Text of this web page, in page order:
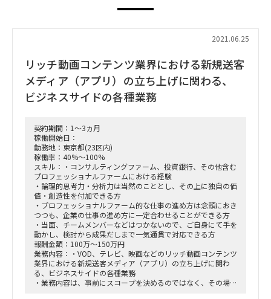
2021.06.25
リッチ動画コンテンツ業界における新規送客
メディア（アプリ）の立ち上げに関わる、
ビジネスサイドの各種業務
契約期間：1～3ヵ月
稼働開始日：
勤務地：東京都(23区内)
稼働率：40%～100%
スキル：・コンサルティングファーム、投資銀行、その他含む
プロフェッショナルファームにおける経験
・論理的思考力・分析力は当然のこととし、その上に独自の価
値・創造性を付加できる方
・プロフェッショナルファーム的な仕事の進め方は念頭におき
つつも、企業の仕事の進め方に一定合わせることができる方
・当面、チームメンバーなどはつかないので、ご自身にて手を
動かし、検討から成果だしまで一気通貫で対応できる方
報酬金額：100万～150万円
業務内容：・VOD、テレビ、映画などのリッチ動画コンテンツ
業界における新規送客メディア（アプリ）の立ち上げに関わ
る、ビジネスサイドの各種業務
・業務内容は、事前にスコープを決めるのではなく、その場そ